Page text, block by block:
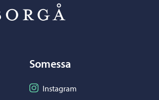
Somessa
Seuraa Instagram
Instagram